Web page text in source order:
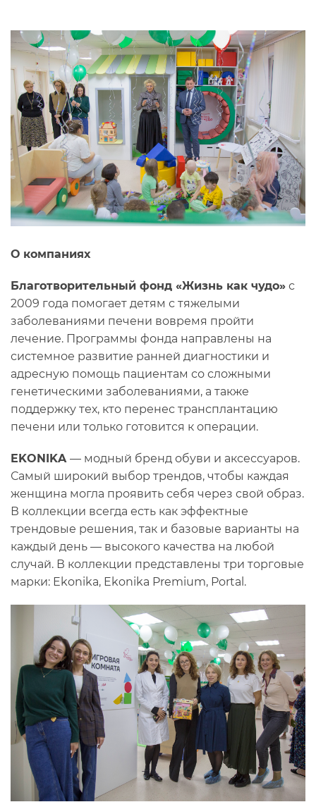
О компаниях
Благотворительный фонд «Жизнь как чудо» с
2009 года помогает детям с тяжелыми
заболеваниями печени вовремя пройти
лечение. Программы фонда направлены на
системное развитие ранней диагностики и
адресную помощь пациентам со сложными
генетическими заболеваниями, а также
поддержку тех, кто перенес трансплантацию
печени или только готовится к операции.
EKONIKA — модный бренд обуви и аксессуаров.
Самый широкий выбор трендов, чтобы каждая
женщина могла проявить себя через свой образ.
В коллекции всегда есть как эффектные
трендовые решения, так и базовые варианты на
каждый день — высокого качества на любой
случай. В коллекции представлены три торговые
марки: Ekonika, Ekonika Premium, Portal.